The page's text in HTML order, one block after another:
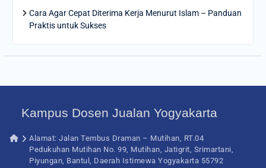
Cara Agar Cepat Diterima Kerja Menurut Islam – Panduan
Praktis untuk Sukses
Kampus Dosen Jualan Yogyakarta
Alamat: Jalan Tembus Draman – Mutihan, RT.04
Pedukuhan Mutihan No. 99, Mutihan, Jatigrit, Srimartani,
Piyungan, Bantul, Daerah Istimewa Yogyakarta 55792